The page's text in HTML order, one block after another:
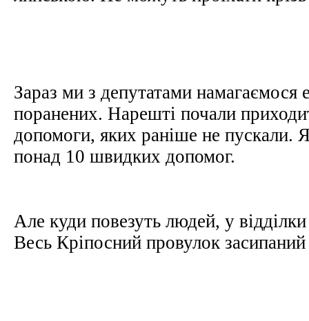
Зараз ми з депутатами намагаємося
поранених. Нарешті почали
допомоги, яких раніше не пускали.
понад 10 швидких допомог.
Але куди повезуть людей, у відділки
Весь Кріпосний провулок